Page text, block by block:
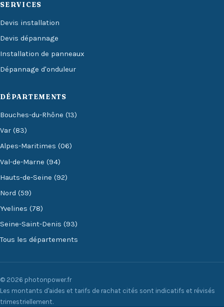
SERVICES
Devis installation
Devis dépannage
Installation de panneaux
Dépannage d'onduleur
DÉPARTEMENTS
Bouches-du-Rhône (13)
Var (83)
Alpes-Maritimes (06)
Val-de-Marne (94)
Hauts-de-Seine (92)
Nord (59)
Yvelines (78)
Seine-Saint-Denis (93)
Tous les départements
© 2026 photonpower.fr
Les montants d'aides et tarifs de rachat cités sont indicatifs et révisés
trimestriellement.